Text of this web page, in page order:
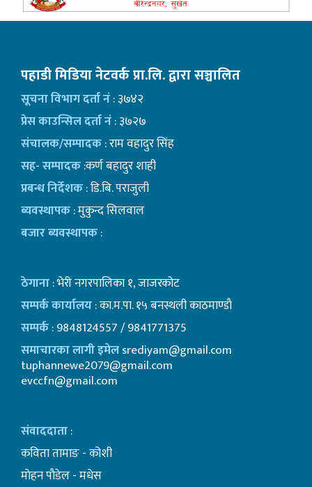
पहाडी मिडिया नेटवर्क प्रा.लि. द्वारा सञ्चालित
सूचना विभाग दर्ता नं: ३७४२
प्रेस काउन्सिल दर्ता नं: ३७२७
संचालक/सम्पादक: राम वहादुर सिंह
सह- सम्पादक:कर्ण बहादुर शाही
प्रबन्ध निर्देशक: डि.बि. पराजुली
ब्यवस्थापक: मुकुन्द सिलवाल
बजार ब्यवस्थापक:
ठेगाना: भेरी नगरपालिका १, जाजरकोट
सम्पर्क कार्यालय: का.म.पा. १५ बनस्थली काठमाण्डाै
सम्पर्क: 9848124557 / 9841771375
समाचारका लागी इमेलsrediyam@gmail.com
tuphannewe2079@gmail.com
evccfn@gmail.com
संवाददाता:
कविता तामाङ - कोशी
माेहन पाैडेल - मधेस